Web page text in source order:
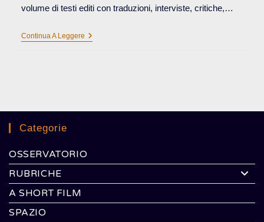
volume di testi editi con traduzioni, interviste, critiche,…
Continua A LeggerePRATICHE
Categorie
OSSERVATORIO
RUBRICHE
A SHORT FILM
SPAZIO